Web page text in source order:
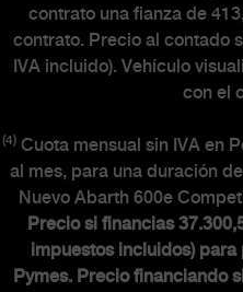
contrato una fianza de
contrato. Precio al contado
IVA incluido). Vehículo
con el
(4)Cuota mensual sin IVA en
al mes, para una duración
Nuevo Abarth 600e
Precio si financias
impuestos incluidos) para
Pymes. Precio financiando